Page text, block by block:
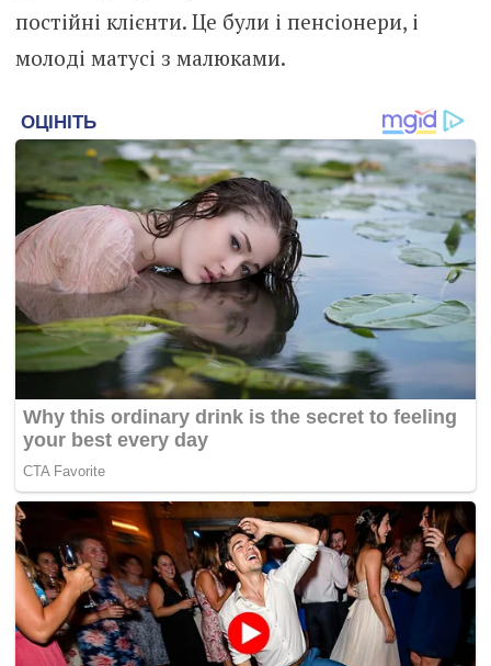
постійні клієнти. Це були і пенсіонери, і
молоді матусі з малюками.